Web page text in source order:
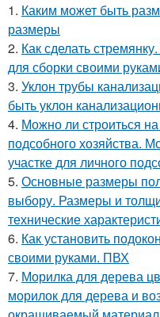
1. Каким может быть
размеры
2. Как сделать
для сборки своими
3. Уклон трубы
быть уклон
4. Можно ли строиться
подсобного хозяйства.
участке для личного
5. Основные размеры
выбору. Размеры и
технические
6. Как установить
своими руками. ПВХ
7. Морилка для дерева
морилок для дерева и